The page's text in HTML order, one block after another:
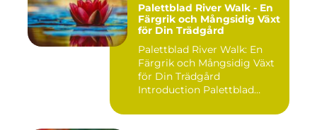
Palettblad River Walk - En
Färgrik och Mångsidig Växt
för Din Trädgård
Palettblad River Walk: En
Färgrik och Mångsidig Växt
för Din Trädgård
Introduction Palettblad